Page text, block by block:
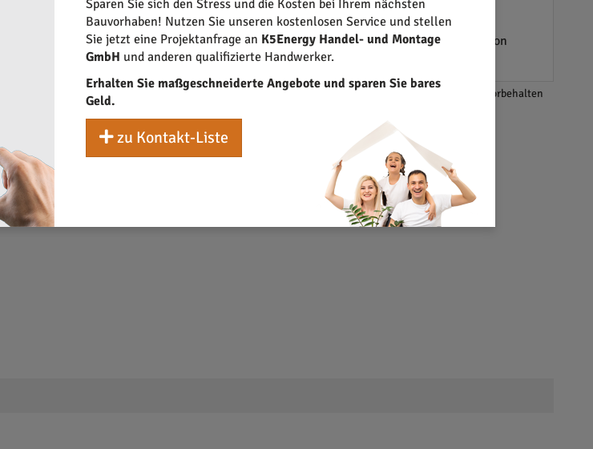
die gewählte Dienstleistung den eigenen Erwartungen gerecht wird. Das Anfragen von
Vergleichsangebotemit einbeziehen, die zu einer gut informierten Entscheidung führen.
*Änderungen und Irrtümer vorbehalten
Sparen Sie sich den Stress und die Kosten bei Ihrem nächsten
Bauvorhaben! Nutzen Sie unseren kostenlosen Service und stellen
Sie jetzt eine Projektanfrage an K5Energy Handel- und Montage
GmbH und anderen qualifizierte Handwerker.
Erhalten Sie maßgeschneiderte Angebote und sparen Sie bares
Geld.
zu Kontakt-Liste